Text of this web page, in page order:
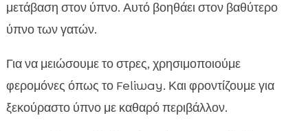
μετάβαση στον ύπνο. Αυτό βοηθάει στον βαθύτερο
ύπνο των γατών.
Για να μειώσουμε το στρες, χρησιμοποιούμε
φερομόνες όπως το Feliway. Και φροντίζουμε για
ξεκούραστο ύπνο με καθαρό περιβάλλον.